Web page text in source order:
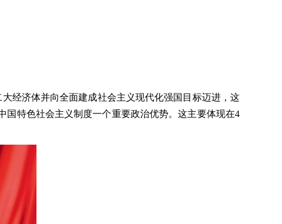
经济体并向全面建成社会主义现代化强国目标迈进，这
特色社会主义制度一个重要政治优势。这主要体现在4